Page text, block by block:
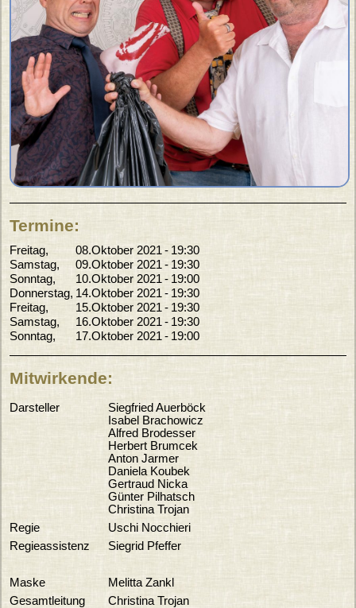
Termine:
Freitag 08.Oktober 2021
19:30
Samstag
09.Oktober 2021
19:30
Sonntag
10.Oktober 2021
19:00
Donnerstag 14.Oktober 2021
19:30
Freitag
15.Oktober 2021
19:30
Samstag
16.Oktober 2021
19:30
Sonntag
17.Oktober 2021 19:00
Mitwirkende:
Darsteller
Siegfried Auerböck
Isabel Brachowicz
Alfred Brodesser
Herbert Brumcek
Anton Jarmer
Daniela Koubek
Gertraud Nicka
Günter Pilhatsch
Christina Trojan
Regie
Uschi Nocchieri
Regieassistenz
Siegrid Pfeffer
Maske
Melitta Zankl
Gesamtleitung
Christina Trojan